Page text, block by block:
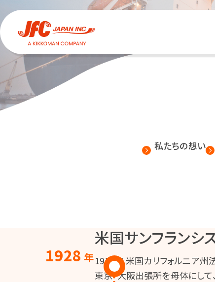
私たちの想い
1928 年
米国サンフランシ
1912年 米国カリフォルニア州
東京・大阪出張所を母体にし